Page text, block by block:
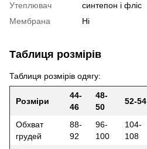
Утеплювач
синтепон і фліс
Мембрана
Ні
Таблиця розмірів
Таблиця розмірів одягу:
Розміри
44-
46
48-
50
52-54
Обхват
грудей
88-
92
96-
100
104-
108